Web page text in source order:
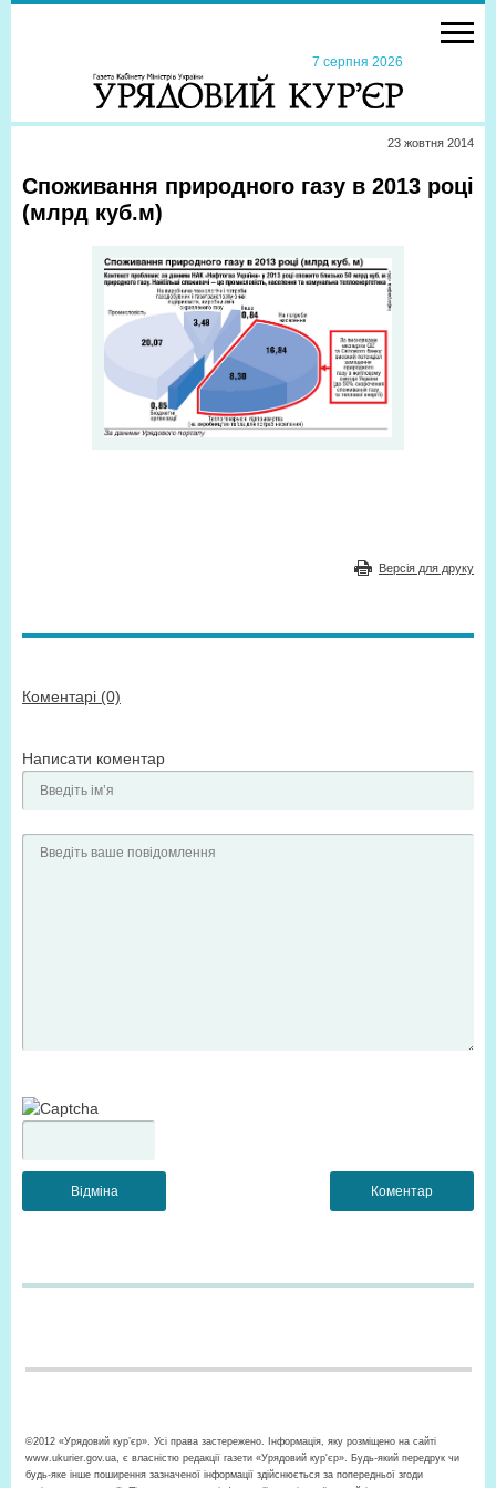
7 серпня 2026
23 жовтня 2014
Споживання природного газу в 2013 році
(млрд куб.м)
Версія для друку
Коментарі (0)
Написати коментар
©2012 «Урядовий кур’єр». Усі права застережено. Інформація, яку розміщено на сайті
www.ukurier.gov.ua, є власністю редакції газети «Урядовий кур'єр». Будь-який передрук чи
будь-яке інше поширення зазначеної інформації здійснюється за попередньої згоди